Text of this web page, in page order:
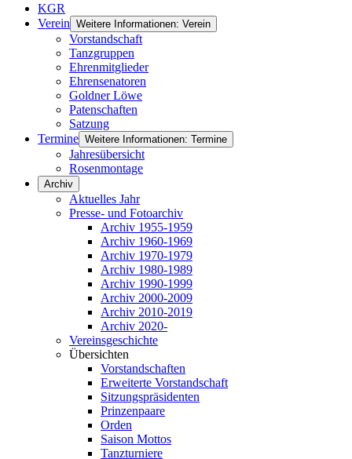
KGR
Verein Weitere Informationen: Verein
Vorstandschaft
Tanzgruppen
Ehrenmitglieder
Ehrensenatoren
Goldner Löwe
Patenschaften
Satzung
Termine Weitere Informationen: Termine
Jahresübersicht
Rosenmontage
Archiv
Aktuelles Jahr
Presse- und Fotoarchiv
Archiv 1955-1959
Archiv 1960-1969
Archiv 1970-1979
Archiv 1980-1989
Archiv 1990-1999
Archiv 2000-2009
Archiv 2010-2019
Archiv 2020-
Vereinsgeschichte
Übersichten
Vorstandschaften
Erweiterte Vorstandschaft
Sitzungspräsidenten
Prinzenpaare
Orden
Saison Mottos
Tanzturniere